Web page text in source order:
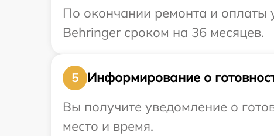
По окончании ремонта и оплаты
Behringer сроком на 36 месяцев.
5
Информирование о
Вы получите уведомление о
место и время.